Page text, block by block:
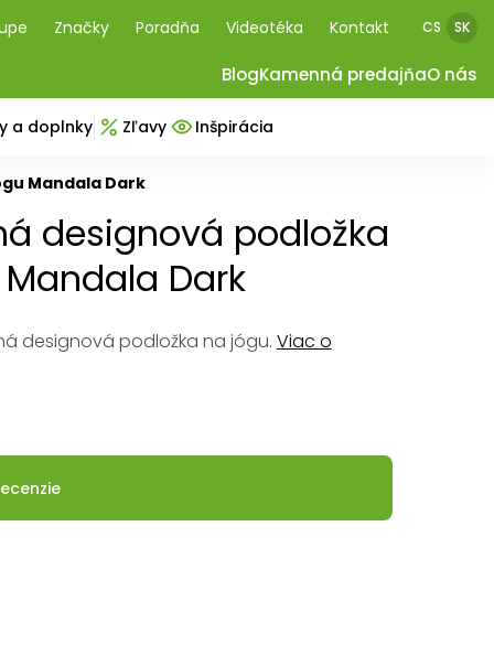
Značky Poradňa Videotéka Kontakt CS SK
BlogKamenná predajňaO nás
a doplnky Zľavy Inšpirácia
Mandala Dark
designová podložka
Dark
designová podložka na jógu. Viac o